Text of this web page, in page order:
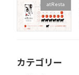
atResta
カテゴリー